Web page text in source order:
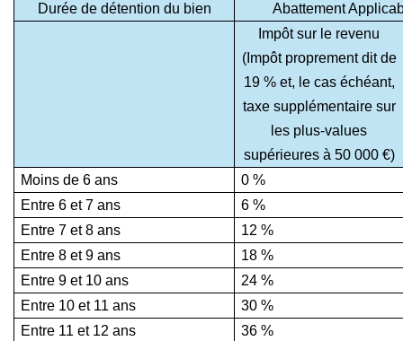
Durée de détention du bien
Abattement
Impôt sur le revenu
(Impôt proprement dit de
19 % et, le cas échéant,
taxe supplémentaire sur
les plus-values
supérieures à 50 000 €)
Moins de 6 ans
0 %
Entre 6 et 7 ans
6 %
Entre 7 et 8 ans
12 %
Entre 8 et 9 ans
18 %
Entre 9 et 10 ans
24 %
Entre 10 et 11 ans
30 %
Entre 11 et 12 ans
36 %